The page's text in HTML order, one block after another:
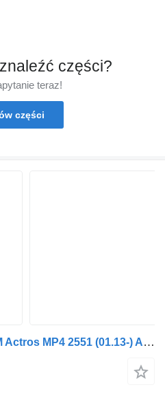
części?
teraz!
części
Boczna szyba DURACAM Actros MP4 2551 (01.13-) A9607200318 do ciągnika siodłowego Mercedes-Benz Actros MP4 Antos Arocs (2012-)